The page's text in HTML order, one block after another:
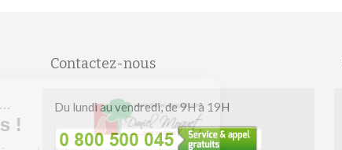
Contactez-nous
Du lundi au vendredi, de 9H à 19H
Salut c'est nous...
les Cookies !